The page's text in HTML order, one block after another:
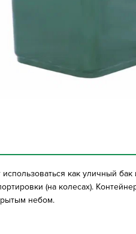
как уличный
(на колесах).
небом.